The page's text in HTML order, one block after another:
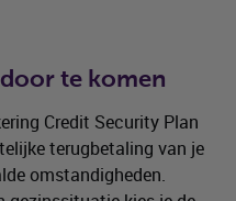
te komen
Credit Security Plan
terugbetaling van je
omstandigheden.